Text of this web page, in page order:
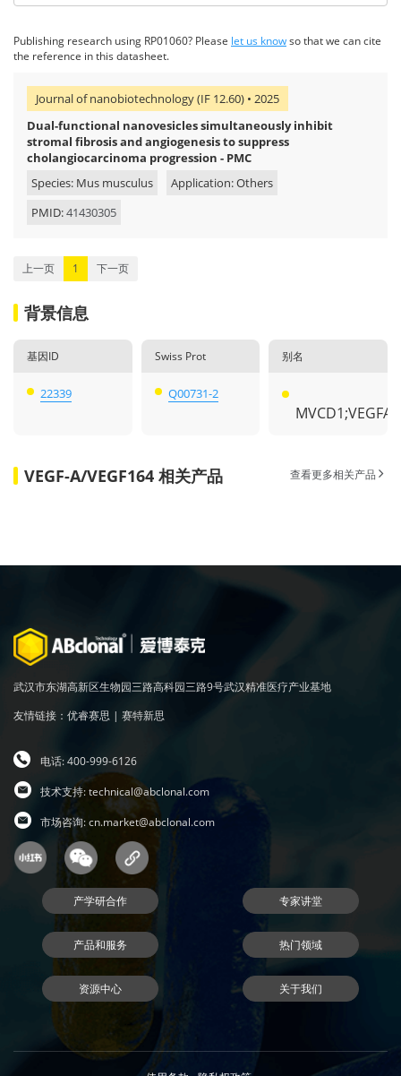
Publishing research using RP01060? Please let us knowso that we can cite
the reference in this datasheet.
Journal of nanobiotechnology (IF 12.60) • 2025
Dual-functional nanovesicles simultaneously inhibit
stromal fibrosis and angiogenesis to suppress
cholangiocarcinoma progression - PMC
Species: Mus musculus
Application: Others
PMID:41430305
上一页 1 下一页
背景信息
基因ID
22339
Swiss Prot
Q00731-2
别名
VEGF-A/VEGF164 相关产品 查看更多相关产品
武汉市东湖高新区生物园三路高科园三路9号武汉精准医疗产业基地
友情链接： 优睿赛思 | 赛特新思
电话: 400-999-6126
技术支持:technical@abclonal.com
市场咨询:cn.market@abclonal.com
产学研合作 专家讲堂
产品和服务 热门领域
资源中心 关于我们